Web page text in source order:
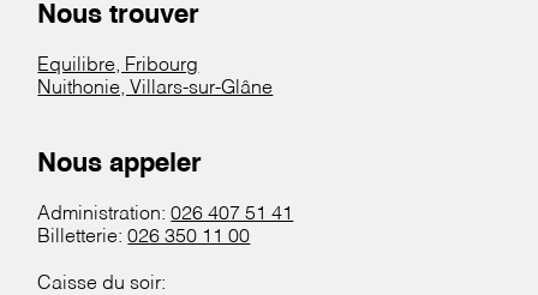
Nous trouver
Equilibre, Fribourg
Nuithonie, Villars-sur-Glâne
Nous appeler
Administration:026 407 51 41
Billetterie:026 350 11 00
Caisse du soir: